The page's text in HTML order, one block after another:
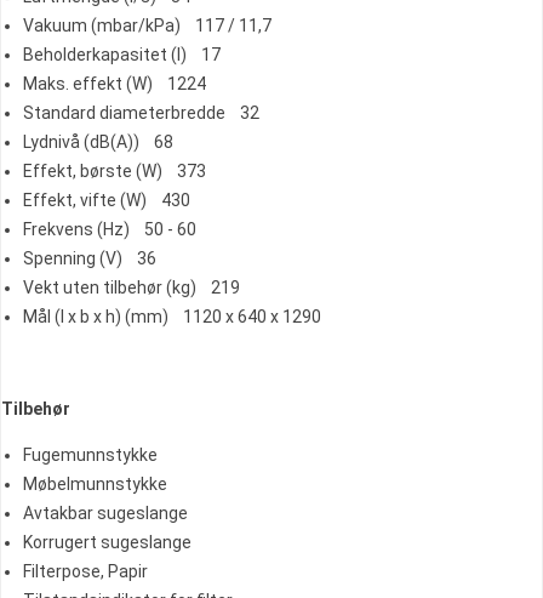
Vakuum (mbar/kPa) 117 / 11,7
Beholderkapasitet (l) 17
Maks. effekt (W) 1224
Standard diameterbredde 32
Lydnivå (dB(A)) 68
Effekt, børste (W) 373
Effekt, vifte (W) 430
Frekvens (Hz) 50 - 60
Spenning (V) 36
Vekt uten tilbehør (kg) 219
Mål (l x b x h) (mm) 1120 x 640 x 1290
Tilbehør
Fugemunnstykke
Møbelmunnstykke
Avtakbar sugeslange
Korrugert sugeslange
Filterpose, Papir